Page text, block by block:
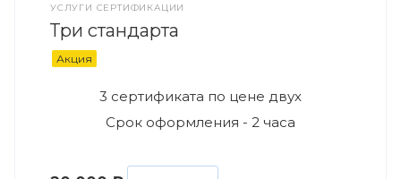
УСЛУГИ СЕРТИФИКАЦИИ
Три стандарта
Акция
3 сертификата по цене двух
Срок оформления - 2 часа